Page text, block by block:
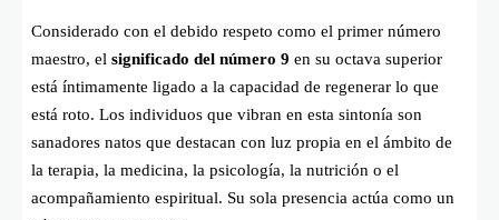
Considerado con el debido respeto como el primer número
maestro, el significado del número 9 en su octava superior
está íntimamente ligado a la capacidad de regenerar lo que
está roto. Los individuos que vibran en esta sintonía son
sanadores natos que destacan con luz propia en el ámbito de
la terapia, la medicina, la psicología, la nutrición o el
acompañamiento espiritual. Su sola presencia actúa como un